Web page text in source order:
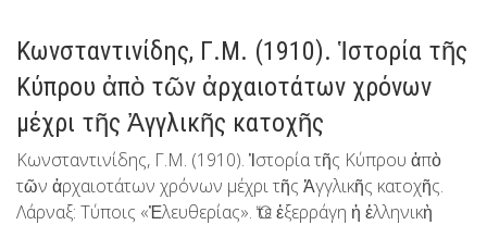
Κωνσταντινίδης, Γ.Μ. (1910). Ἱστορία τῆς
Κύπρου ἀπὸ τῶν ἀρχαιοτάτων χρόνων
μέχρι τῆς Ἀγγλικῆς κατοχῆς
Κωνσταντινίδης, Γ.Μ. (1910). Ἱστορία τῆς Κύπρου ἀπὸ
τῶν ἀρχαιοτάτων χρόνων μέχρι τῆς Ἀγγλικῆς κατοχῆς.
Λάρναξ: Τύποις «Ἐλευθερίας». Ὅτε ἐξερράγη ἡ ἑλληνικὴ